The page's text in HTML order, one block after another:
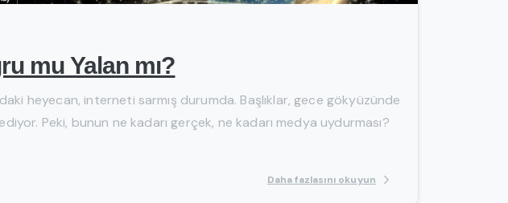
mu Yalan mı?
heyecan, interneti sarmış durumda. Başlıklar, gece gökyüzünde
Peki, bunun ne kadarı gerçek, ne kadarı medya uydurması?
Daha fazlasını okuyun